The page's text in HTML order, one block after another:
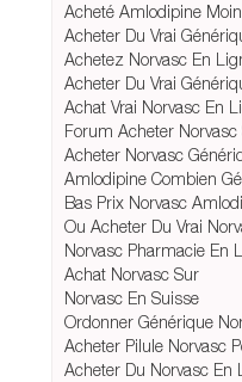
Acheté Amlodipine
Acheter Du Vrai
Achetez Norvasc En
Acheter Du Vrai
Achat Vrai Norvasc En
Forum Acheter
Acheter Norvasc
Amlodipine Combien
Bas Prix Norvasc
Ou Acheter Du Vrai
Norvasc Pharmacie En
Achat Norvasc Sur
Norvasc En Suisse
Ordonner Générique
Acheter Pilule Norvasc
Acheter Du Norvasc En